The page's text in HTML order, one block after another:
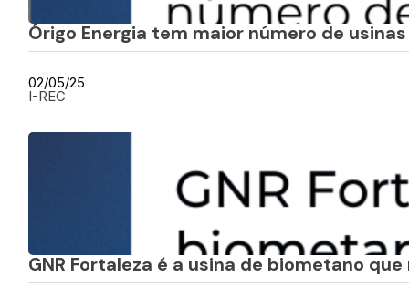
Órigo Energia tem maior número de
02/05/25
I-REC
GNR Fortaleza é a usina de biometano